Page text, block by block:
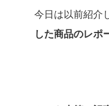
今日は以前紹介
した商品のレポ